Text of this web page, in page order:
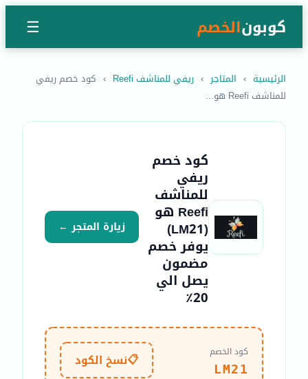
كوبونالخصم ☰
الرئيسية › المتاجر › ريفي للمناشف Reefi › كود خصم ريفي
للمناشف Reefi هو...
كود خصم
ريفي
للمناشف
Reefi هو
(LM21)
يوفر خصم
مضمون
يصل الي
20٪
زيارة المتجر ←
كود الخصم
LM21
📋نسخ الكود